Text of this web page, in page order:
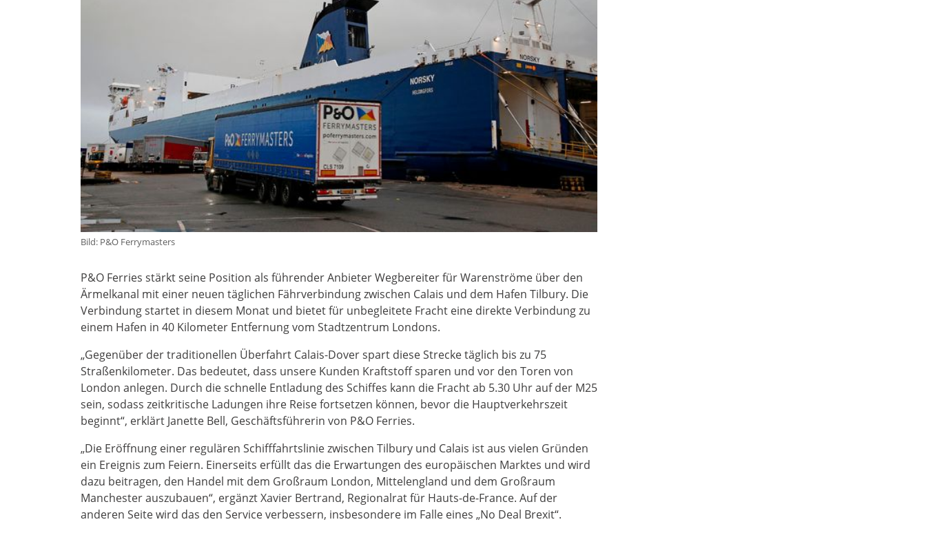
Bild: P&O Ferrymasters
P&O Ferries stärkt seine Position als führender Anbieter Wegbereiter für Warenströme über den
Ärmelkanal mit einer neuen täglichen Fährverbindung zwischen Calais und dem Hafen Tilbury. Die
Verbindung startet in diesem Monat und bietet für unbegleitete Fracht eine direkte Verbindung zu
einem Hafen in 40 Kilometer Entfernung vom Stadtzentrum Londons.
„Gegenüber der traditionellen Überfahrt Calais-Dover spart diese Strecke täglich bis zu 75
Straßenkilometer. Das bedeutet, dass unsere Kunden Kraftstoff sparen und vor den Toren von
London anlegen. Durch die schnelle Entladung des Schiffes kann die Fracht ab 5.30 Uhr auf der M25
sein, sodass zeitkritische Ladungen ihre Reise fortsetzen können, bevor die Hauptverkehrszeit
beginnt“, erklärt Janette Bell, Geschäftsführerin von P&O Ferries.
„Die Eröffnung einer regulären Schifffahrtslinie zwischen Tilbury und Calais ist aus vielen Gründen
ein Ereignis zum Feiern. Einerseits erfüllt das die Erwartungen des europäischen Marktes und wird
dazu beitragen, den Handel mit dem Großraum London, Mittelengland und dem Großraum
Manchester auszubauen“, ergänzt Xavier Bertrand, Regionalrat für Hauts-de-France. Auf der
anderen Seite wird das den Service verbessern, insbesondere im Falle eines „No Deal Brexit“.